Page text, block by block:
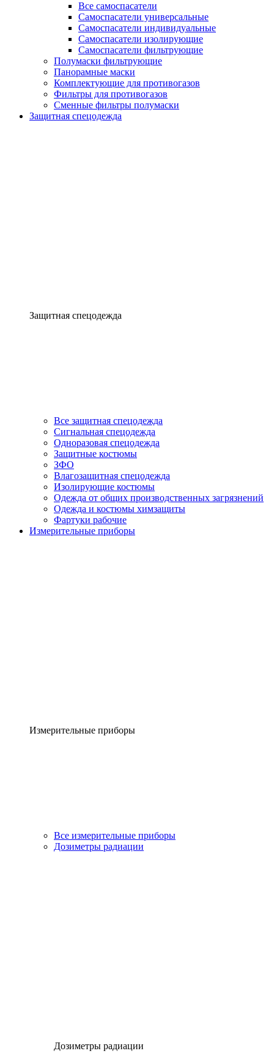
Все самоспасатели
Самоспасатели универсальные
Самоспасатели индивидуальные
Самоспасатели изолирующие
Самоспасатели фильтрующие
Полумаски фильтрующие
Панорамные маски
Комплектующие для противогазов
Фильтры для противогазов
Сменные фильтры полумаски
Защитная спецодежда
Защитная спецодежда
Все защитная спецодежда
Сигнальная спецодежда
Одноразовая спецодежда
Защитные костюмы
ЗФО
Влагозащитная спецодежда
Изолирующие костюмы
Одежда от общих производственных загрязнений
Одежда и костюмы химзащиты
Фартуки рабочие
Измерительные приборы
Измерительные приборы
Все измерительные приборы
Дозиметры радиации
Дозиметры радиации